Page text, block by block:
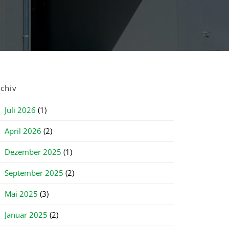
Juli 2026 (1)
April 2026 (2)
Dezember 2025 (1)
September 2025 (2)
Mai 2025 (3)
Januar 2025 (2)